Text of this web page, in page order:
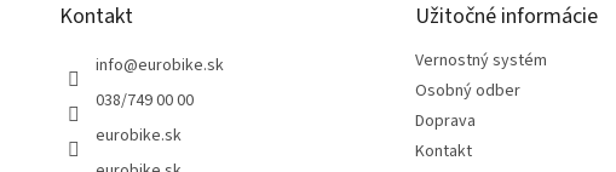
Kontakt
info@eurobike.sk
038/749 00 00
eurobike.sk
Užitočné informácie
Vernostný systém
Osobný odber
Doprava
Kontakt